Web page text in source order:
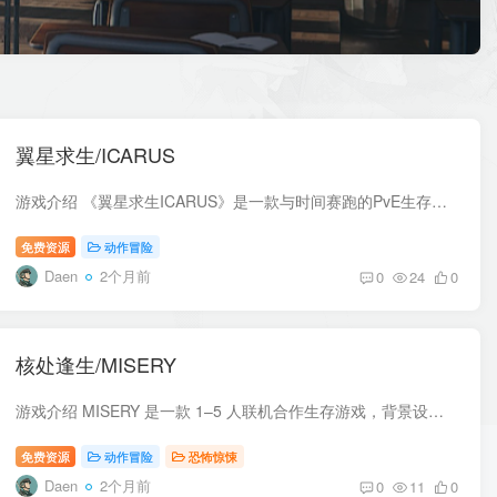
翼星求生/ICARUS
游戏介绍 《翼星求生ICARUS》是一款与时间赛跑的PvE生存游戏，可支持多达八名玩家或进行单人游戏。探索地球化改造出错后蛮荒的外星荒野。尽可能地生存来开采外来物质，然后返回轨道去研发更先进...
免费资源 动作冒险
Daen 2个月前 0 24 0
核处逢生/MISERY
游戏介绍 MISERY 是一款 1–5 人联机合作生存游戏，背景设定在核灾难区。在这里，每一天都是生死考验：探索放射性废墟获取资源，建造你的掩体，制作武器，并与好友一起探险这个奇异的程序生成世...
免费资源 动作冒险 恐怖惊悚
Daen 2个月前 0 11 0